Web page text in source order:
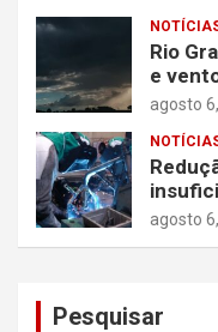
Rio
e
agosto
agosto
Pesquisar